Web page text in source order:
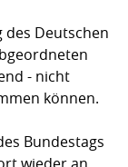
des Deutschen
- nicht
können.
Bundestags